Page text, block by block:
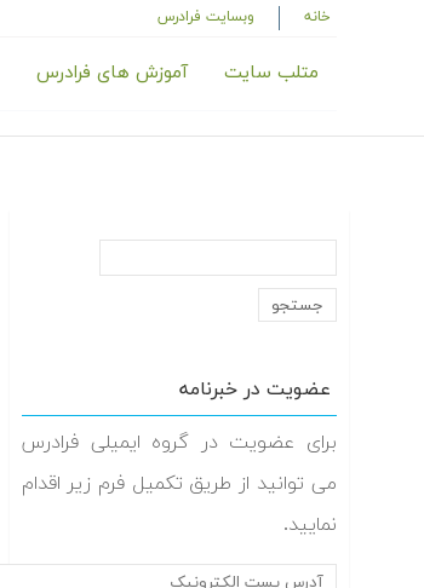
خانه وبسایت فرادرس
متلب سایت آموزش های فرادرس
عضویت در خبرنامه
برای عضویت در گروه ایمیلی فرادرس
می توانید از طریق تکمیل فرم زیر اقدام
نمایید.